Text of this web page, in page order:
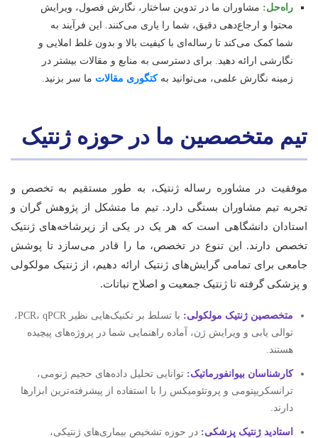
راه‌حل: مشاوران ما در تدوین ساختار، نگارش فصول، ویرایش
محتوا و ارجاع‌دهی دقیق، شما را یاری می‌کنند. این فرآیند به
شما کمک می‌کند تا رساله‌ای با کیفیت بالا و بدون غلط املایی و
نگارشی ارائه دهید. برای دسترسی به منابع و مقالات بیشتر در
زمینه نگارش علمی، می‌توانید بهکتگوری مقالات ما سر بزنید.
تیم متخصصین ما در حوزه ژنتیک
موفقیت در مشاوره رساله ژنتیک، به طور مستقیم به تخصص و
تجربه تیم مشاوران بستگی دارد. تیم ما متشکل از پژوهش گران و
استادان دانشگاهی است که هر یک در یکی از زیرشاخه‌های ژنتیک
تخصص دارند. این تنوع در تخصص، ما را قادر می‌سازد تا پوشش
جامعی برای تمامی گرایش‌های ژنتیک ارائه دهیم، از ژنتیک مولکولی
و پزشکی گرفته تا ژنتیک جمعیت و اصلاح نباتات.
متخصصین ژنتیک مولکولی:
با تسلط بر تکنیک‌هایی نظیر PCR، qPCR،
توالی‌ یابی و ویرایش ژن، آماده راهنمایی شما در پروژه‌های پیچیده
هستند.
کارشناسان بیوانفورماتیک: توانایی تحلیل داده‌های حجیم ژنومی،
ترانسکریپتومی و پروتئومیکس را با استفاده از پیشرفته‌ترین ابزارها
دارند.
استادید ژنتیک پزشکی: در حوزه تشخیص بیماری‌های ژنتیکی،